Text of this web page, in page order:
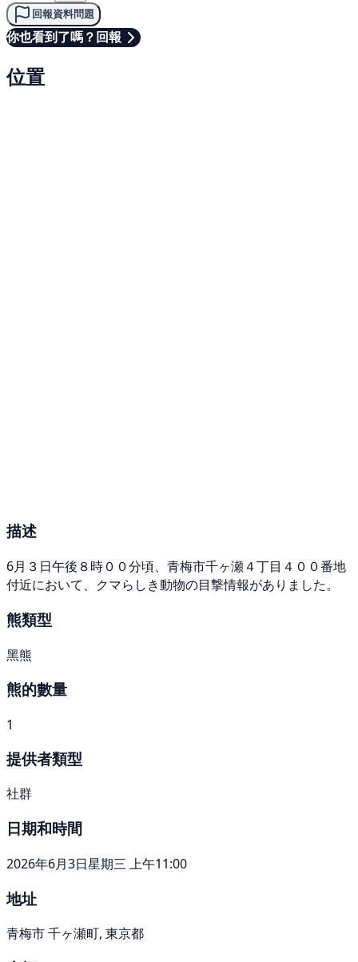
回報資料問題
你也看到了嗎？回報
位置
描述
6月３日午後８時００分頃、青梅市千ヶ瀬４丁目４００番地
付近において、クマらしき動物の目撃情報がありました。
熊類型
黑熊
熊的數量
1
提供者類型
社群
日期和時間
2026年6月3日星期三 上午11:00
地址
青梅市 千ヶ瀬町, 東京都